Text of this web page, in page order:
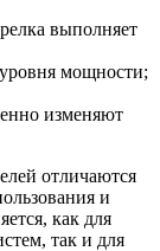
выполняет
мощности;
изменяют
отличаются
и
как для
так и для